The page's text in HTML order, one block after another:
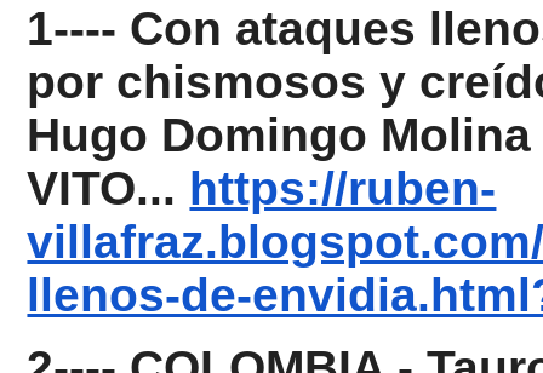
1---- Con ataques
por chismosos y
Hugo Domingo
VITO... https://ruben-
llenos-de-